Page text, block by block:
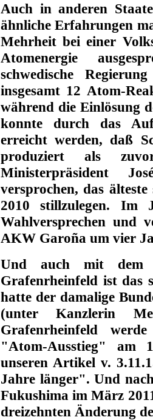
Auch in anderen
ähnliche Erfahrungen
Mehrheit bei einer
Atomenergie
schwedische
insgesamt 12 Atom-
während die Einlösung
konnte durch das
erreicht werden, daß
produziert als
Ministerpräsident
versprochen, das
2010 stillzulegen. Im
Wahlversprechen und
AKW Garoña um vier
Und auch mit dem
Grafenrheinfeld ist das
hatte der damalige
(unter Kanzlerin
Grafenrheinfeld
"Atom-Ausstieg" am
unseren Artikel v.
Jahre länger". Und
Fukushima im März
dreizehnten Änderung